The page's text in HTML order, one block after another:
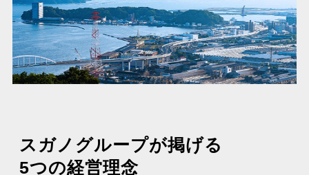
スガノグループが掲げる
5つの経営理念